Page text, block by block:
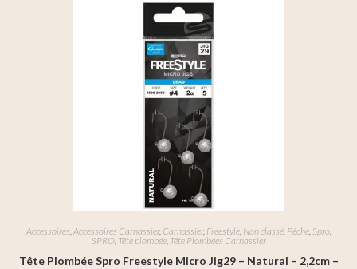
Accessoires Accessoires Carnassier, Carnassier, Freestyle, Non classé, Pêche, Spro,
SPRO, Tête plombée, Tête Plombées Carnassier
Tête Plombée Spro Freestyle Micro Jig29 – Natural – 2,2cm –